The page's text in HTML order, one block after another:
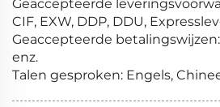
Geaccepteerde
CIF, EXW, DDP, DDU,
Geaccepteerde betalingswijzen:
enz.
Talen gesproken: Engels,